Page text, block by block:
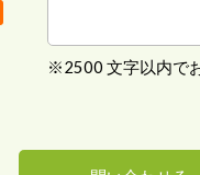
※2500 文字以内で